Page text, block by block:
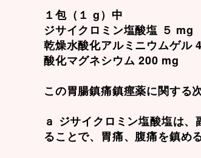
１包（１ g）中
ジサイクロミン塩酸塩 ５ mg
乾燥水酸化アルミニウムゲル
酸化マグネシウム 200 mg
この胃腸鎮痛鎮痙薬に関する
ａ ジサイクロミン塩酸塩は
ることで、胃痛、腹痛を鎮める